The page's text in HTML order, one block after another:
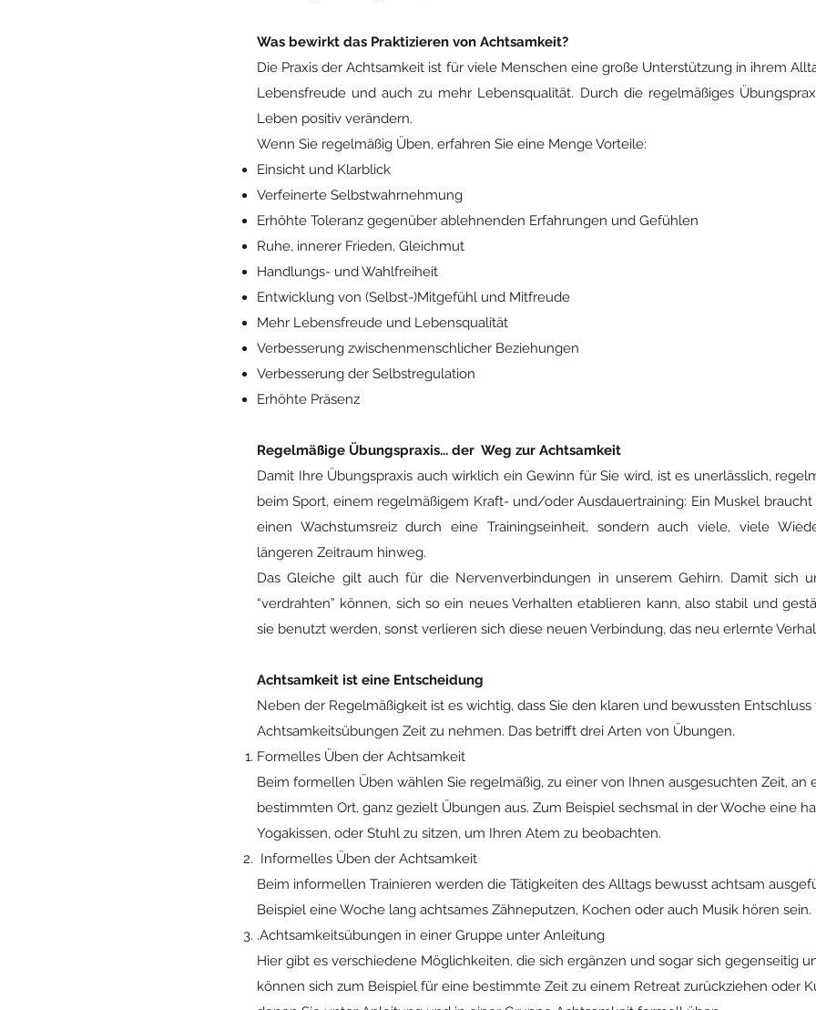
Was bewirkt das Praktizieren von Achtsamkeit?
Die Praxis der Achtsamkeit ist für viele Menschen eine große Unterstützung in ihrem
Lebensfreude und auch zu mehr Lebensqualität. Durch die regelmäßiges
Leben positiv verändern.
Wenn Sie regelmäßig Üben, erfahren Sie eine Menge Vorteile:
Einsicht und Klarblick
Verfeinerte Selbstwahrnehmung
Erhöhte Toleranz gegenüber ablehnenden Erfahrungen und Gefühlen
Ruhe, innerer Frieden, Gleichmut
Handlungs- und Wahlfreiheit
Entwicklung von (Selbst-)Mitgefühl und Mitfreude
Mehr Lebensfreude und Lebensqualität
Verbesserung zwischenmenschlicher Beziehungen
Verbesserung der Selbstregulation
Erhöhte Präsenz
Regelmäßige Übungspraxis... der Weg zur Achtsamkeit
Damit Ihre Übungspraxis auch wirklich ein Gewinn für Sie wird, ist es unerlässlich,
beim Sport, einem regelmäßigem Kraft- und/oder Ausdauertraining: Ein Muskel
einen Wachstumsreiz durch eine Trainingseinheit, sondern auch viele, viele
längeren Zeitraum hinweg.
Das Gleiche gilt auch für die Nervenverbindungen in unserem Gehirn. Damit sich
“verdrahten” können, sich so ein neues Verhalten etablieren kann, also stabil und
sie benutzt werden, sonst verlieren sich diese neuen Verbindung, das neu erlernte
Achtsamkeit ist eine Entscheidung
Neben der Regelmäßigkeit ist es wichtig, dass Sie den klaren und bewussten Entschluss
Achtsamkeitsübungen Zeit zu nehmen. Das betrifft drei Arten von Übungen.
Formelles Üben der Achtsamkeit
Beim formellen Üben wählen Sie regelmäßig, zu einer von Ihnen ausgesuchten Zeit, an
bestimmten Ort, ganz gezielt Übungen aus. Zum Beispiel sechsmal in der Woche eine
Yogakissen, oder Stuhl zu sitzen, um Ihren Atem zu beobachten.
Informelles Üben der Achtsamkeit
Beim informellen Trainieren werden die Tätigkeiten des Alltags bewusst achtsam
Beispiel eine Woche lang achtsames Zähneputzen, Kochen oder auch Musik hören sein.
.Achtsamkeitsübungen in einer Gruppe unter Anleitung
Hier gibt es verschiedene Möglichkeiten, die sich ergänzen und sogar sich gegenseitig
können sich zum Beispiel für eine bestimmte Zeit zu einem Retreat zurückziehen oder